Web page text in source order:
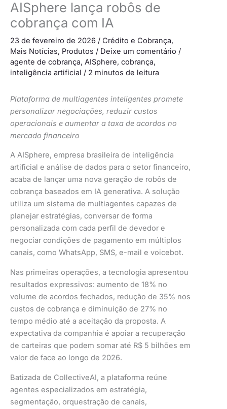
AISphere lança robôs de
cobrança com IA
23 de fevereiro de 2026 / Crédito e Cobrança,
Mais Notícias, Produtos / Deixe um comentário /
agente de cobrança, AISphere, cobrança,
inteligência artificial / 2 minutos de leitura
Plataforma de multiagentes inteligentes promete
personalizar negociações, reduzir custos
operacionais e aumentar a taxa de acordos no
mercado financeiro
A AISphere, empresa brasileira de inteligência
artificial e análise de dados para o setor financeiro,
acaba de lançar uma nova geração de robôs de
cobrança baseados em IA generativa. A solução
utiliza um sistema de multiagentes capazes de
planejar estratégias, conversar de forma
personalizada com cada perfil de devedor e
negociar condições de pagamento em múltiplos
canais, como WhatsApp, SMS, e-mail e voicebot.
Nas primeiras operações, a tecnologia apresentou
resultados expressivos: aumento de 18% no
volume de acordos fechados, redução de 35% nos
custos de cobrança e diminuição de 27% no
tempo médio até a aceitação da proposta. A
expectativa da companhia é apoiar a recuperação
de carteiras que podem somar até R$ 5 bilhões em
valor de face ao longo de 2026.
Batizada de CollectiveAI, a plataforma reúne
agentes especializados em estratégia,
segmentação, orquestração de canais,